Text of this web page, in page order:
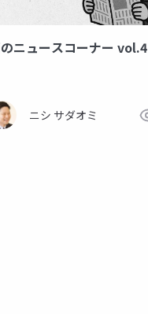
ニュースコーナー vol.4
ニシ サダオミ